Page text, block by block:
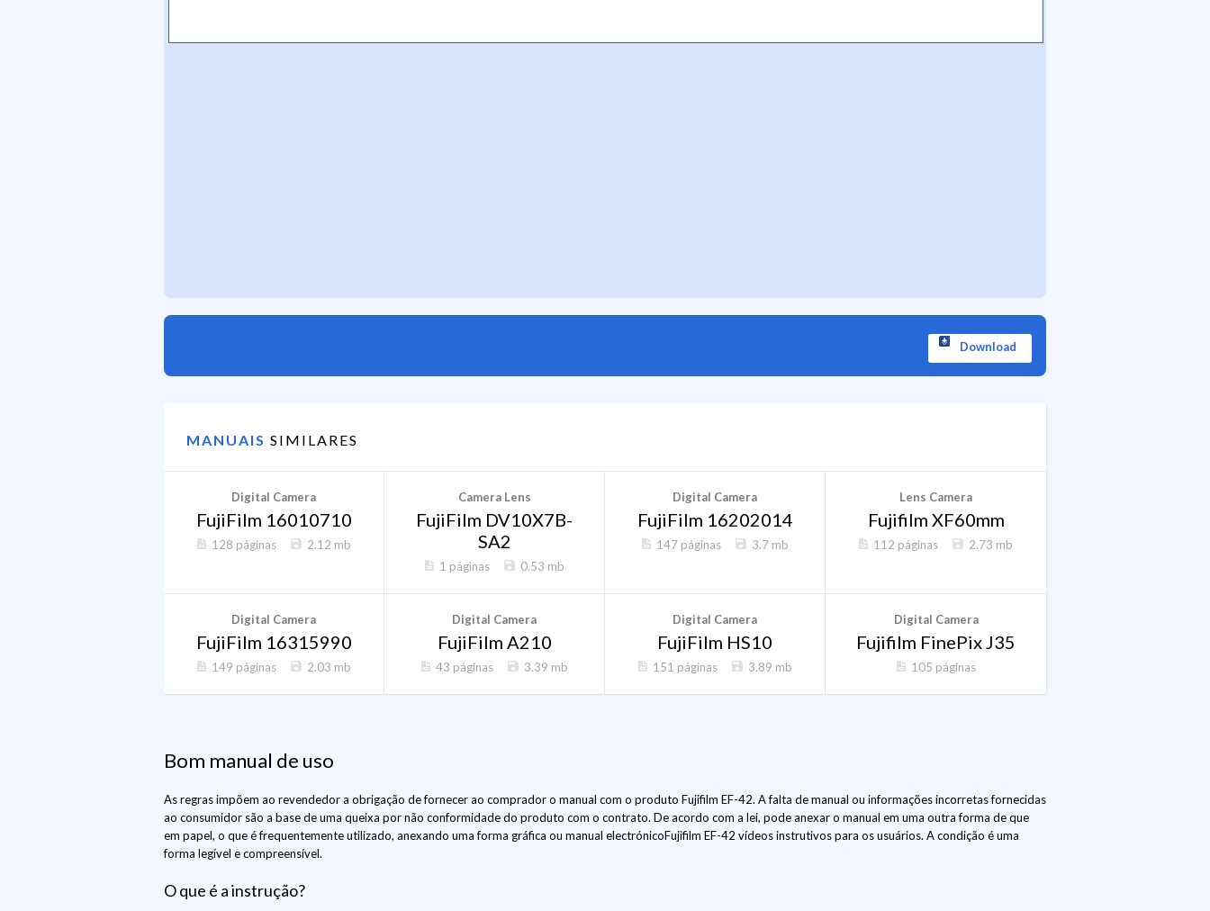
Download
MANUAIS SIMILARES
Digital Camera
FujiFilm 16010710
128 páginas 2.12 mb
Camera Lens
FujiFilm DV10X7B-
SA2
1 páginas 0.53 mb
Digital Camera
FujiFilm 16202014
147 páginas 3.7 mb
Lens Camera
Fujifilm XF60mm
112 páginas 2.73 mb
Digital Camera
FujiFilm 16315990
149 páginas 2.03 mb
Digital Camera
FujiFilm A210
43 páginas 3.39 mb
Digital Camera
FujiFilm HS10
151 páginas 3.89 mb
Digital Camera
Fujifilm FinePix J35
105 páginas
Bom manual de uso
As regras impõem ao revendedor a obrigação de fornecer ao comprador o manual com o produto Fujifilm EF-42. A falta de manual ou informações incorretas fornecidas
ao consumidor são a base de uma queixa por não conformidade do produto com o contrato. De acordo com a lei, pode anexar o manual em uma outra forma de que
em papel, o que é frequentemente utilizado, anexando uma forma gráfica ou manual electrónicoFujifilm EF-42 vídeos instrutivos para os usuários. A condição é uma
forma legível e compreensível.
O que é a instrução?